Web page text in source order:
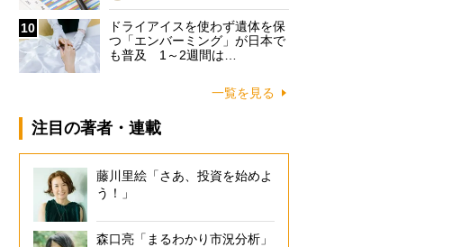
10
ドライアイスを使わず遺体を保
つ「エンバーミング」が日本で
も普及 1～2週間は…
一覧を見る
注目の著者・連載
藤川里絵「さあ、投資を始めよ
う！」
森口亮「まるわかり市況分析」